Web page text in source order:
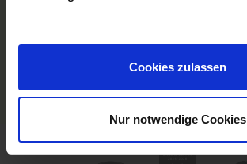
Cookies zulassen
Nur notwendige Cookies
Flussreisen mit An- und Abreise
Deutschsprachiger Gästeservice
Last Minute Flusskreuzfahrten
Kreuzfahrthäfen